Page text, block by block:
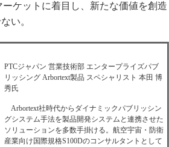
ケットに着目し、新たな価値を創造
い。
PTCジャパン 営業技術部 エンタープライズパブ
リッシング Arbortext製品 スペシャリスト 本田 博
秀氏
Arbortext社時代からダイナミックパブリッシン
グシステム手法を製品開発システムと連携させた
ソリューションを多数手掛ける。航空宇宙・防衛
産業向け国際規格S100Dのコンサルタントとして